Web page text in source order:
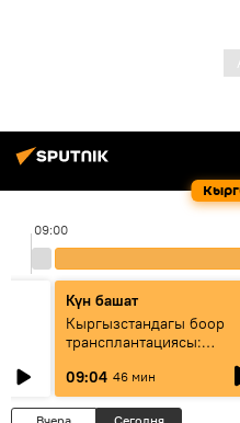
09:00
Күн башат
Кыргызстандагы боор
трансплантациясы:
жетишкендиктер жана
келечеги
09:04 46 мин